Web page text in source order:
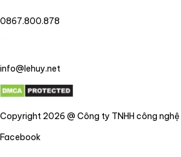
0867.800.878
info@lehuy.net
Copyright 2026 @ Công ty TNHH công nghệ
Facebook